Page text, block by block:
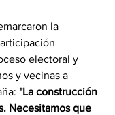
la
electoral y
y vecinas a
"La construcción
Necesitamos que